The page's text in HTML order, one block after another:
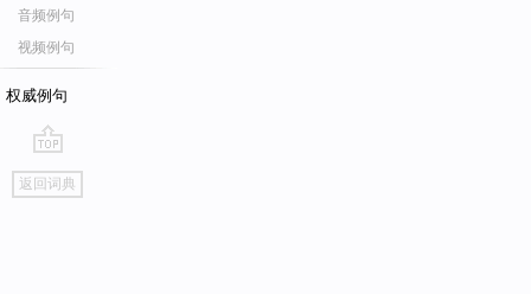
音频例句
视频例句
权威例句
go
top
返回词典